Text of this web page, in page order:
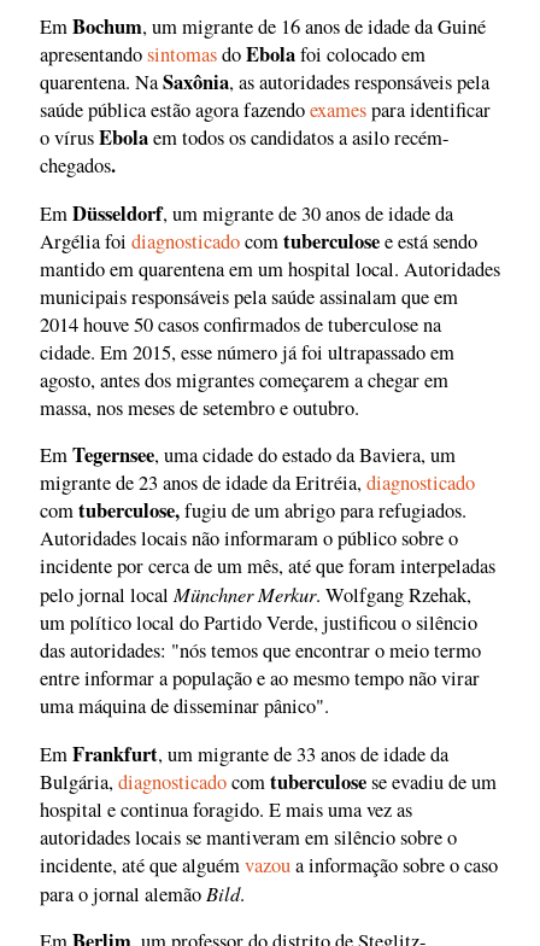
EmBochum, um migrante de 16 anos de idade da Guiné
apresentandosintomasdoEbolafoi colocado em
quarentena. NaSaxônia, as autoridades responsáveis pela
saúde pública estão agora fazendoexamespara identificar
o vírusEbolaem todos os candidatos a asilo recém-
chegados.
EmDüsseldorf, um migrante de 30 anos de idade da
Argélia foi diagnosticadocomtuberculosee está sendo
mantido em quarentena em um hospital local. Autoridades
municipais responsáveis pela saúde assinalam que em
2014 houve 50 casos confirmados de tuberculose na
cidade. Em 2015, esse número já foi ultrapassado em
agosto, antes dos migrantes começarem a chegar em
massa, nos meses de setembro e outubro.
EmTegernsee, uma cidade do estado da Baviera, um
migrante de 23 anos de idade da Eritréia,diagnosticado
comtuberculose,fugiu de um abrigo para refugiados.
Autoridades locais não informaram o público sobre o
incidente por cerca de um mês, até que foram interpeladas
pelo jornal localMünchner Merkur. Wolfgang Rzehak,
um político local do Partido Verde, justificou o silêncio
das autoridades: "nós temos que encontrar o meio termo
entre informar a população e ao mesmo tempo não virar
uma máquina de disseminar pânico".
EmFrankfurt, um migrante de 33 anos de idade da
Bulgária,diagnosticadocomtuberculosese evadiu de um
hospital e continua foragido. E mais uma vez as
autoridades locais se mantiveram em silêncio sobre o
incidente, até que alguémvazoua informação sobre o caso
para o jornal alemão Bild.